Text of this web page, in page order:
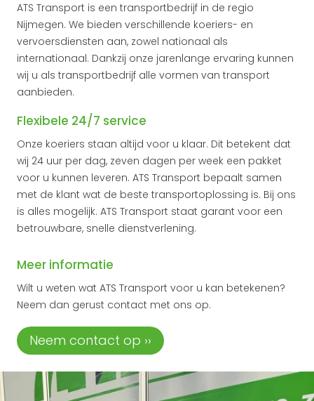
ATS Transport is een transportbedrijf in de regio
Nijmegen. We bieden verschillende koeriers- en
vervoersdiensten aan, zowel nationaal als
internationaal. Dankzij onze jarenlange ervaring kunnen
wij u als transportbedrijf alle vormen van transport
aanbieden.
Flexibele 24/7 service
Onze koeriers staan altijd voor u klaar. Dit betekent dat
wij 24 uur per dag, zeven dagen per week een pakket
voor u kunnen leveren. ATS Transport bepaalt samen
met de klant wat de beste transportoplossing is. Bij ons
is alles mogelijk. ATS Transport staat garant voor een
betrouwbare, snelle dienstverlening.
Meer informatie
Wilt u weten wat ATS Transport voor u kan betekenen?
Neem dan gerust contact met ons op.
Neem contact op ››